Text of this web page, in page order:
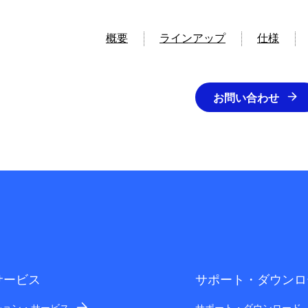
概要 ラインアップ 仕様
お問い合わせ
ビス サポート・ダウン